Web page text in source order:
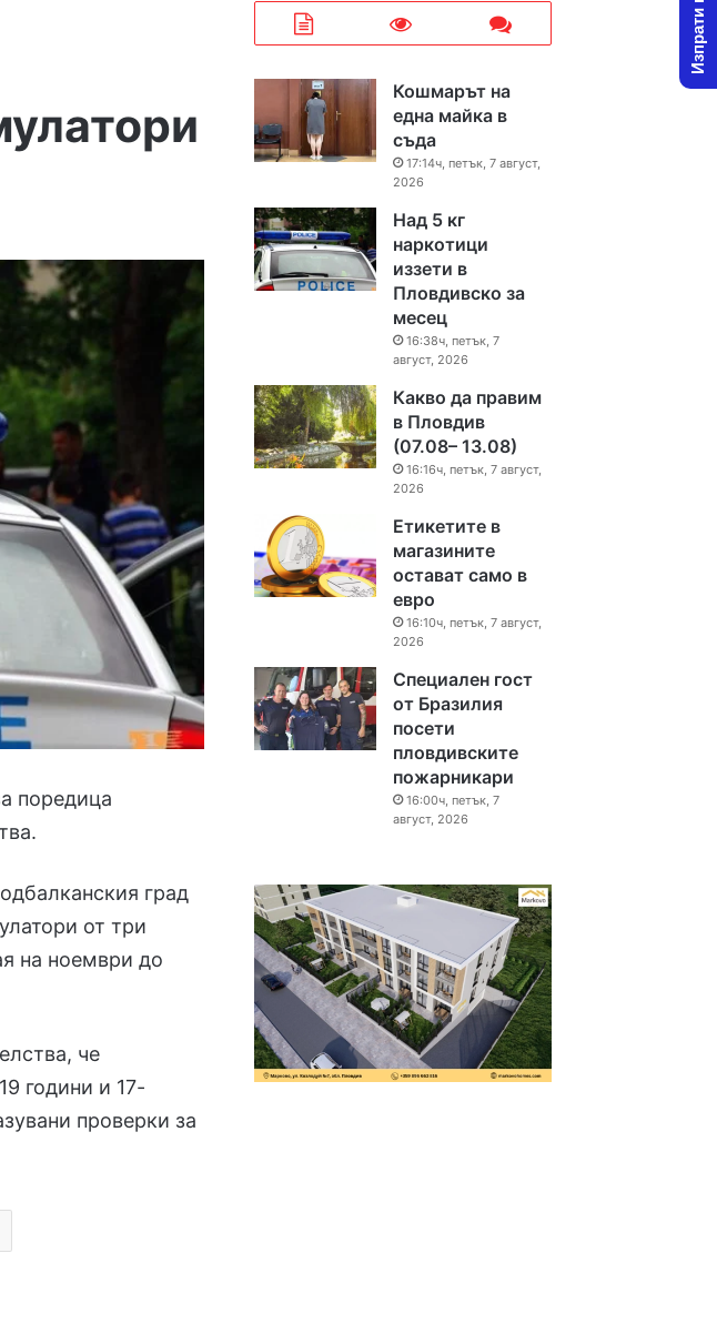
поредица
град
от три
на ноември до
че
години и 17-
проверки за
Кошмарът на
една майка в
съда
17:14ч, петък, 7 август,
2026
Над 5 кг
наркотици
иззети в
Пловдивско за
месец
16:38ч, петък, 7
август, 2026
Какво да правим
в Пловдив
(07.08– 13.08)
16:16ч, петък, 7 август,
2026
Етикетите в
магазините
остават само в
евро
16:10ч, петък, 7 август,
2026
Специален гост
от Бразилия
посети
пловдивските
пожарникари
16:00ч, петък, 7
август, 2026